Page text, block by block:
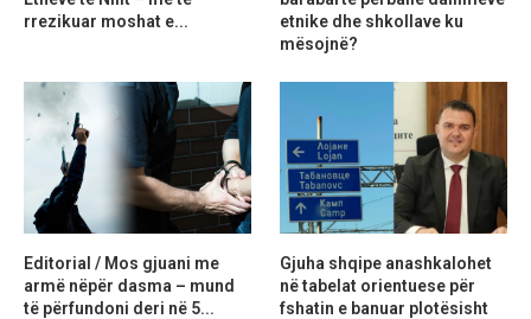
rrezikuar moshat e...
etnike dhe shkollave ku
mësojnë?
Editorial / Mos gjuani me
armë nëpër dasma – mund
të përfundoni deri në 5...
Gjuha shqipe anashkalohet
në tabelat orientuese për
fshatin e banuar plotësisht